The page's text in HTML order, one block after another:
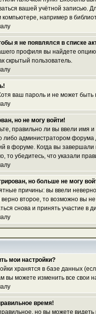
вашей учётной записью.
например в
я не появлялся в списке
профиля вы найдете опцию
скрытый пользователь.
ваш пароль и не может быть
но не могу войти!
правильно ли вы ввели имя
либо администратором форума
в форуме. Когда вы завершали
то убедитесь, что указали
но больше не могу
причины: вы ввели
второе, то возможно вы
снова и принять участие в
мои настройки?
хранятся в базе данных
вы можете изменить все свои
время!
но вы можете видеть